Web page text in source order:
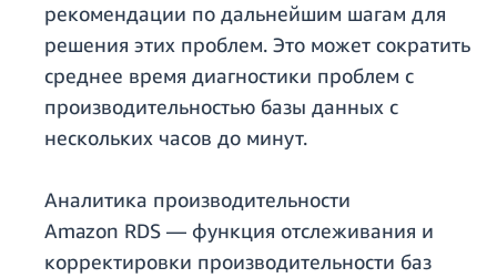
рекомендации по дальнейшим шагам для
решения этих проблем. Это может сократить
среднее время диагностики проблем с
производительностью базы данных с
нескольких часов до минут.
Аналитика производительности
Amazon RDS — функция отслеживания и
корректировки производительности баз